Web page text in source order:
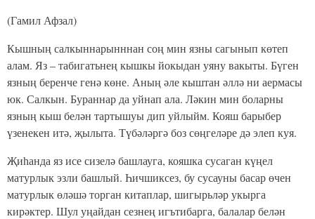
(Гамил Афзал)
Кышның салкыннарынннан соң мин язны сагынып көтеп
алам. Яз – табигатьнең кышкы йокыдан уяну вакыты. Бүген
язның беренче генә көне. Аның әле кыштан әллә ни аермасы
юк. Салкын. Бураннар да уйнап ала. Ләкин мин боларны
язның кыш белән тартышуы дип уйлыйм. Кояш барыбер
үзенекен итә, җылыта. Түбәләргә боз сөңгеләре дә элеп куя.
Җиһанда яз исе сизелә башлауга, кояшка сусаган күңел
матурлык эзли башлый. Һичшиксез, бу сусауны басар өчен
матурлык өләшә торган китаплар, шигырьләр укырга
кирәктер. Шул уңайдан сезнең игътибарга, балалар белән